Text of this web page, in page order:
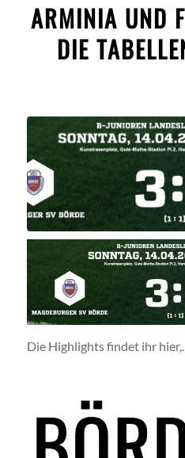
ARMINIA UND
DIE
Die Highlights findet ihr hier,…